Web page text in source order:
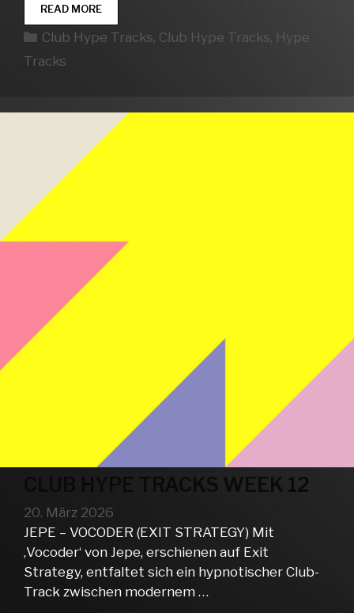
READ MORECLUB
HYPE
TRACKS
Kategorien
Club Hype Tracks, Club Hype Tracks, Hype
Tracks
CLUB HYPE TRACKS WEEK 12
20. März 2026
JEPE – VOCODER (EXIT STRATEGY) Mit
‚Vocoder‘ von Jepe, erschienen auf Exit
Strategy, entfaltet sich ein hypnotischer Club-
Track zwischen modernem …